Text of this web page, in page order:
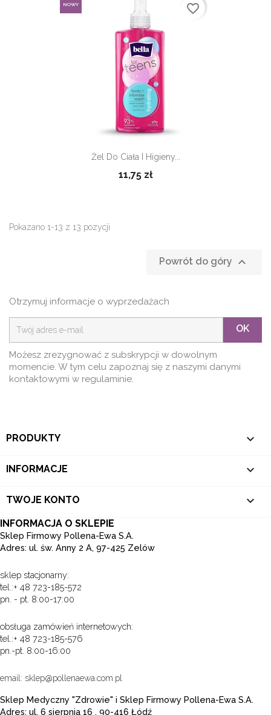
Żel Do Ciała I Higieny...
11,75 zł
NOWY favorite_border
Pokazano 1-13 z 13 pozycji
Powrót do góry 
Otrzymuj informacje o wyprzedażach
OK
Możesz zrezygnować z subskrypcji w dowolnym
momencie. W tym celu zapoznaj się z naszymi danymi
kontaktowymi w regulaminie.
PRODUKTY 
INFORMACJE 
TWOJE KONTO 
INFORMACJA O SKLEPIE
Sklep Firmowy Pollena-Ewa S.A.
Adres: ul. św. Anny 2 A, 97-425 Zelów
sklep stacjonarny:
tel.:+ 48 723-185-572
pn. - pt. 8:00-17:00
obsługa zamówień internetowych:
tel.:+ 48 723-185-576
pn.-pt. 8:00-16:00
email: sklep@pollenaewa.com.pl
Sklep Medyczny "Zdrowie" i Sklep Firmowy Pollena-Ewa S.A.
Adres: ul. 6 sierpnia 16 , 90-416 Łódź